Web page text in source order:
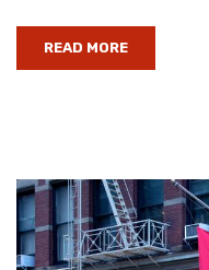
READ MORE